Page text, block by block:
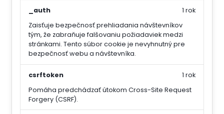
_auth
Zaisťuje bezpečnosť prehliadania návštevníkov
tým, že zabraňuje falšovaniu požiadaviek medzi
stránkami. Tento súbor cookie je nevyhnutný pre
bezpečnosť webu a návštevníka.
1 rok
csrftoken
Pomáha predchádzať útokom Cross-Site Request
Forgery (CSRF).
1 rok